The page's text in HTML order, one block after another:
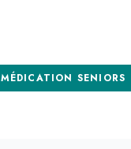
SENIORS